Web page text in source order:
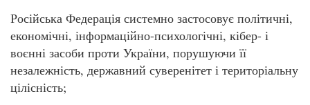
Російська Федерація системно застосовує політичні,
економічні, інформаційно-психологічні, кібер- і
воєнні засоби проти України, порушуючи її
незалежність, державний суверенітет і територіальну
цілісність;